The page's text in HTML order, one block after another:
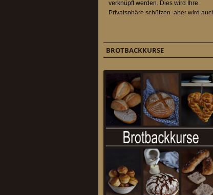
BROTBACKKURSE